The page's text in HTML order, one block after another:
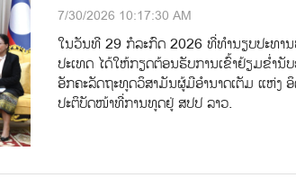
7/30/2026 10:17:30 AM
ໃນວັນທີ 29 ກໍລະກົດ 2026 ທີ່ທໍານຽບປະທານ
ປະເທດ ໄດ້ໃຫ້ກຽດຕ້ອນຮັບການເຂົ້າຢ້ຽມຂໍ່ານັ
ອັກຄະລັດຖະທູດວິສາມັນຜູ້ມີອຳນາດເຕັມ ແຫ່ງ
ປະຕິບັດໜ້າທີ່ການທູດຢູ່ ສປປ ລາວ.